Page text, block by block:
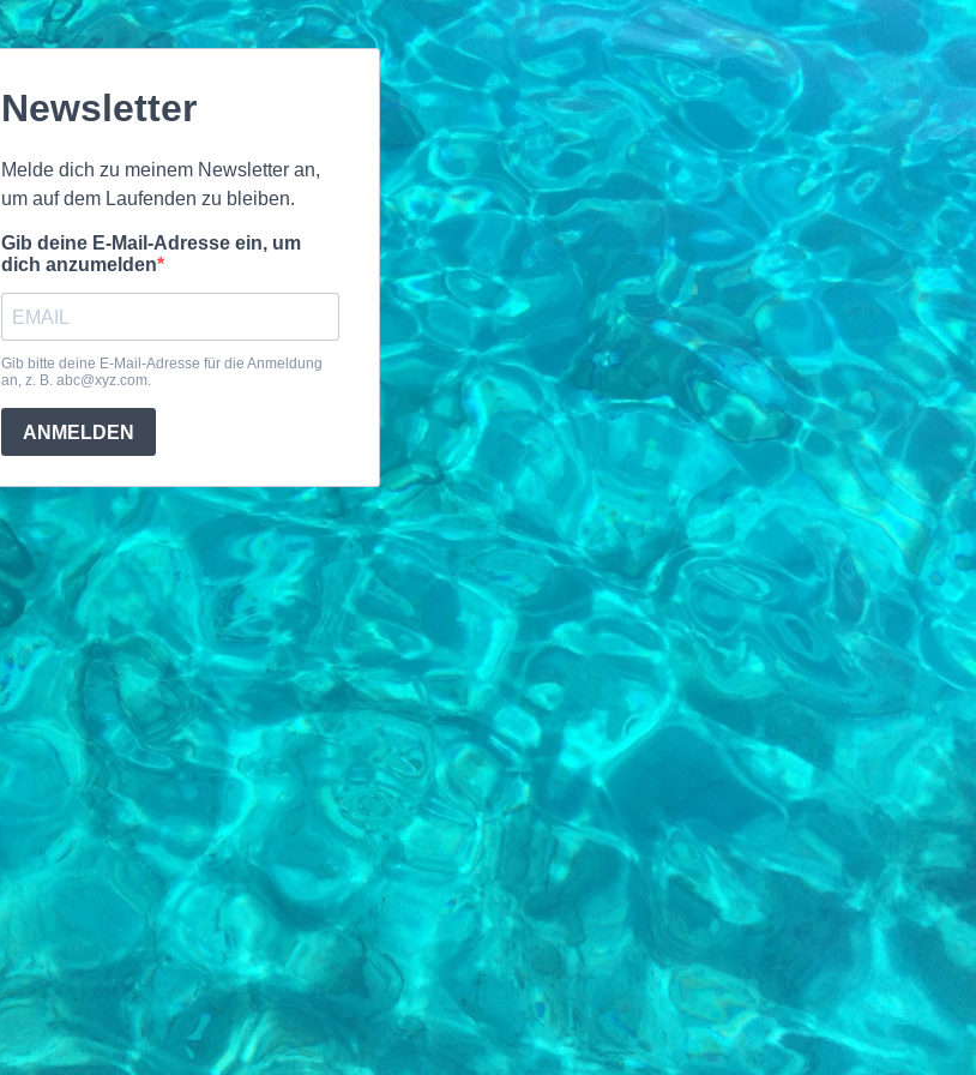
Newsletter
Melde dich zu meinem Newsletter an,
um auf dem Laufenden zu bleiben.
Gib deine E-Mail-Adresse ein, um
dich anzumelden
Gib bitte deine E-Mail-Adresse für die Anmeldung
an, z. B. abc@xyz.com.
ANMELDEN